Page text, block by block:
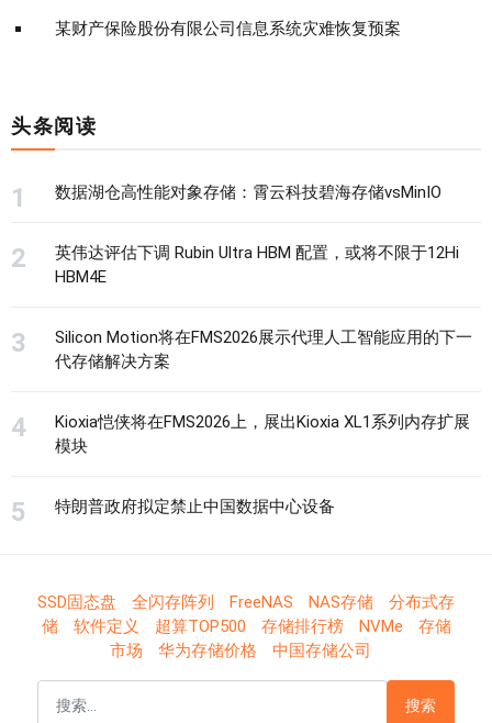
某财产保险股份有限公司信息系统灾难恢复预案
头条阅读
数据湖仓高性能对象存储：霄云科技碧海存储vsMinIO
英伟达评估下调 Rubin Ultra HBM 配置，或将不限于12Hi
HBM4E
Silicon Motion将在FMS2026展示代理人工智能应用的下一
代存储解决方案
Kioxia恺侠将在FMS2026上，展出Kioxia XL1系列内存扩展
模块
特朗普政府拟定禁止中国数据中心设备
SSD固态盘 全闪存阵列 FreeNAS NAS存储
分布式存
储
软件定义 超算TOP500 存储排行榜 NVMe
存储
市场
华为存储价格 中国存储公司
搜索